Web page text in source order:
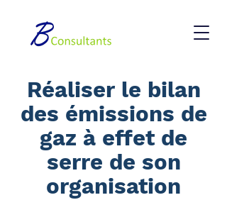
Réaliser le bilan
des émissions de
gaz à effet de
serre de son
organisation